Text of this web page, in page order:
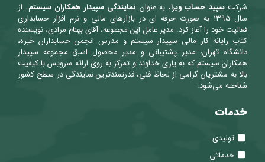
شرکتسپید حساب ویرا، به عنوان نمایندگی سپیدار همکاران سیستم، از
سال ۱۳۹۵ به صورت حرفه ای در بازارهای مالی و نرم افزار حسابداری
فعالیت خود را آغاز کرد. مدیر عامل این مجموعه، آقای بهنام مرادی، نویسنده
کتاب رایانه کار مالی سپیدار سیستم و مدرس انجمن حسابداران خبره،
دانشگاه تهران، مدیر پشتیبانی و مدیر محصول اسبق مجموعه سپیدار
همکاران سیستم که به یاری خداوند و تمرکز به روی ارائه سرویس با کیفیت
بالا به مشتریان گرامی از لحاظ فنی، قدرتمندترین نمایندگی در سطح کشور
شناخته می‌شود.
خدمات
تولیدی
خدماتی